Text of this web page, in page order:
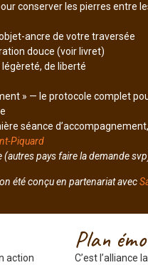
conserver les pierres entre
ancre de votre traversée
douce (voir livret)
de liberté
» — le protocole complet
séance
Piquard
pays faire la demande
été conçu en partenariat avec
action
Plan
C’est l’alliance